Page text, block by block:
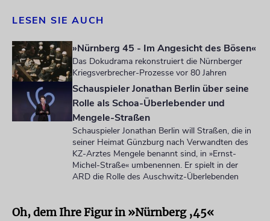
LESEN SIE AUCH
»Nürnberg 45 - Im Angesicht des Bösen«
Das Dokudrama rekonstruiert die Nürnberger
Kriegsverbrecher-Prozesse vor 80 Jahren
Schauspieler Jonathan Berlin über seine
Rolle als Schoa-Überlebender und
Mengele-Straßen
Schauspieler Jonathan Berlin will Straßen, die in
seiner Heimat Günzburg nach Verwandten des
KZ-Arztes Mengele benannt sind, in »Ernst-
Michel-Straße« umbenennen. Er spielt in der
ARD die Rolle des Auschwitz-Überlebenden
Oh, dem Ihre Figur in »Nürnberg ‚45«